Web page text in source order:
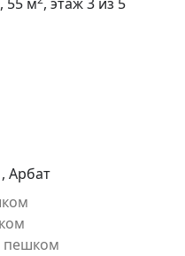
Арбат
пешком